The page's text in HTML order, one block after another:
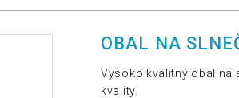
OBAL NA
Vysoko kvalitný obal na
kvality.